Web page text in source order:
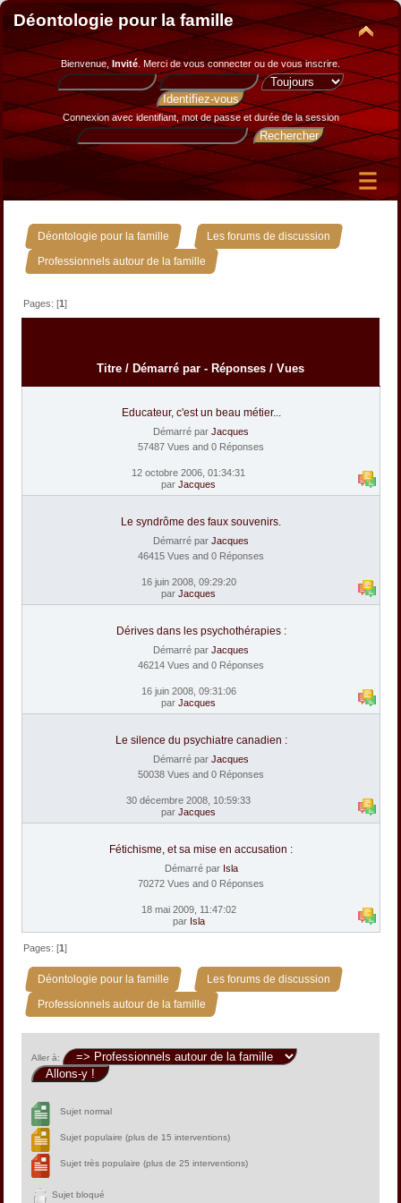
Déontologie pour la famille
Bienvenue, Invité. Merci devous connecter ou de vous inscrire.
Connexion avec identifiant, mot de passe et durée de la session
Déontologie pour la famille » Les forums de discussion »
Professionnels autour de la famille
Pages: [1]
Titre / Démarré par - Réponses / Vues
Educateur, c'est un beau métier...
Démarré par Jacques
57487 Vues and 0 Réponses
12 octobre 2006, 01:34:31
par Jacques
Le syndrôme des faux souvenirs.
Démarré par Jacques
46415 Vues and 0 Réponses
16 juin 2008, 09:29:20
par Jacques
Dérives dans les psychothérapies :
Démarré par Jacques
46214 Vues and 0 Réponses
16 juin 2008, 09:31:06
par Jacques
Le silence du psychiatre canadien :
Démarré par Jacques
50038 Vues and 0 Réponses
30 décembre 2008, 10:59:33
par Jacques
Fétichisme, et sa mise en accusation :
Démarré par Isla
70272 Vues and 0 Réponses
18 mai 2009, 11:47:02
par Isla
Pages: [1]
Déontologie pour la famille » Les forums de discussion »
Professionnels autour de la famille
Aller à:
Sujet normal
Sujet populaire (plus de 15 interventions)
Sujet très populaire (plus de 25 interventions)
Sujet bloqué